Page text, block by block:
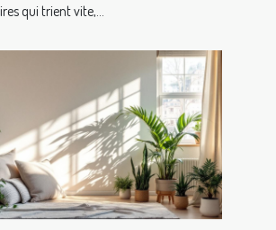
qui trient vite,...